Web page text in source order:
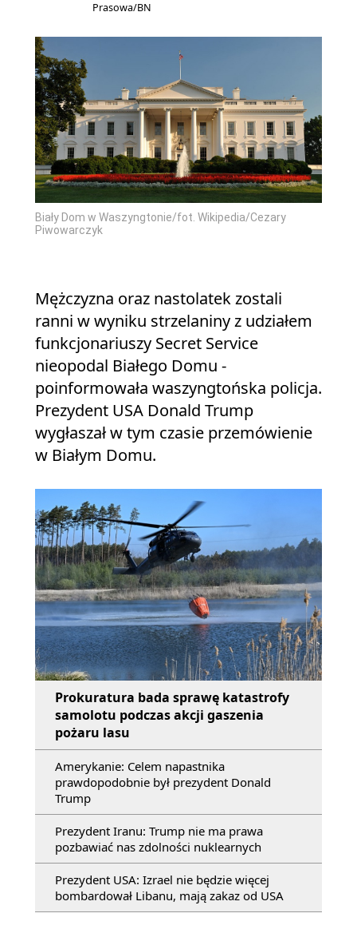
Prasowa/BN
Biały Dom w Waszyngtonie/fot. Wikipedia/Cezary
Piwowarczyk
Mężczyzna oraz nastolatek zostali
ranni w wyniku strzelaniny z udziałem
funkcjonariuszy Secret Service
nieopodal Białego Domu -
poinformowała waszyngtońska policja.
Prezydent USA Donald Trump
wygłaszał w tym czasie przemówienie
w Białym Domu.
Prokuratura bada sprawę katastrofy
samolotu podczas akcji gaszenia
pożaru lasu
Amerykanie: Celem napastnika
prawdopodobnie był prezydent Donald
Trump
Prezydent Iranu: Trump nie ma prawa
pozbawiać nas zdolności nuklearnych
Prezydent USA: Izrael nie będzie więcej
bombardował Libanu, mają zakaz od USA